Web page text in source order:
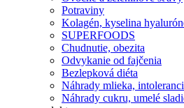
Potraviny
Kolagén, kyselina
SUPERFOODS
Chudnutie, obezita
Odvykanie od fajčenia
Bezlepková diéta
Náhrady mlieka,
Náhrady cukru, umelé